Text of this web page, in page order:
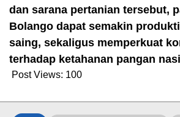
dan sarana pertanian tersebut,
Bolango dapat semakin
saing, sekaligus memperkuat
terhadap ketahanan pangan
Post Views: 100